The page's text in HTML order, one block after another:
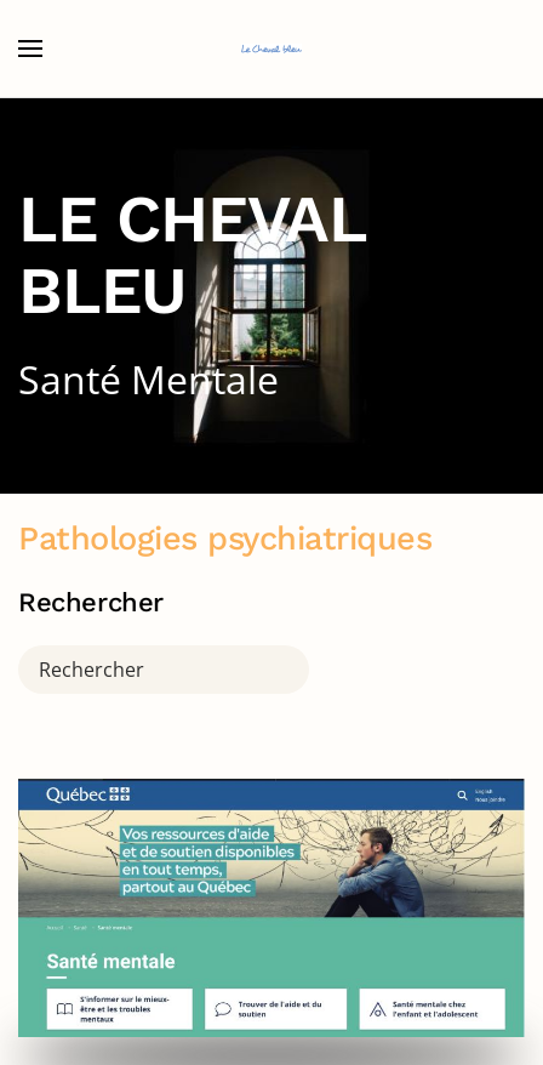
LE CHEVAL
BLEU
Santé Mentale
Pathologies psychiatriques
Rechercher